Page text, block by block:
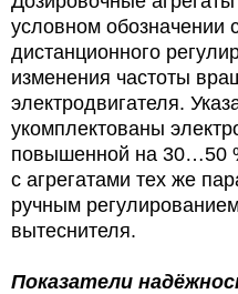
условном обозначении
дистанционного
изменения частоты
электродвигателя.
укомплектованы
повышенной на 30…50
с агрегатами тех же
ручным
вытеснителя.
Показатели